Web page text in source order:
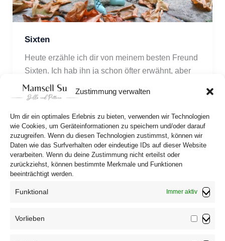
Zustimmung verwalten
Um dir ein optimales Erlebnis zu bieten, verwenden wir Technologien
wie Cookies, um Geräteinformationen zu speichern und/oder darauf
zuzugreifen. Wenn du diesen Technologien zustimmst, können wir
Daten wie das Surfverhalten oder eindeutige IDs auf dieser Website
verarbeiten. Wenn du deine Zustimmung nicht erteilst oder
zurückziehst, können bestimmte Merkmale und Funktionen
beeinträchtigt werden.
Funktional Immer aktiv
Vorlieben
Sixten
Heute erzähle ich dir von meinem besten Freund
Sixten. Ich hab ihn ja schon öfter erwähnt, aber
wusstest du, dass er vielleicht sogar von den
Wallonen abstammt?